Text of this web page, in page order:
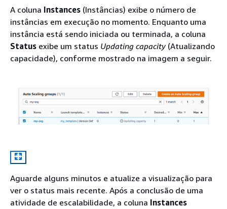
A coluna Instances (Instâncias) exibe o número de
instâncias em execução no momento. Enquanto uma
instância está sendo iniciada ou terminada, a coluna
Status exibe um status Updating capacity (Atualizando
capacidade), conforme mostrado na imagem a seguir.
Aguarde alguns minutos e atualize a visualização para
ver o status mais recente. Após a conclusão de uma
atividade de escalabilidade, a coluna Instances